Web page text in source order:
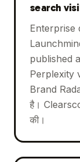
search
Enterprise
published
Perplexity
Brand
है।
की।